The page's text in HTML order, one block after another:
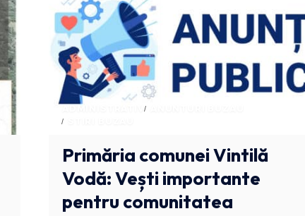
ADMINISTRATIV
Primăria comunei Vintilă
Vodă: Vești importante
pentru comunitatea